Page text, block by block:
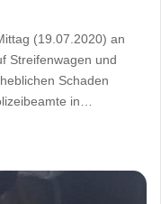
(19.07.2020) an
Streifenwagen und
Schaden
in…